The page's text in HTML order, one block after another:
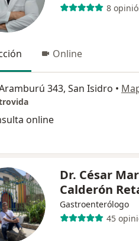
8
Online
343, San Isidro •
online
Dr. César
Calderón
Gastroenterólogo
45